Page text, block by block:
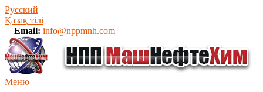
Русский
Қазақ тілі
Email: info@nppmnh.com
Меню